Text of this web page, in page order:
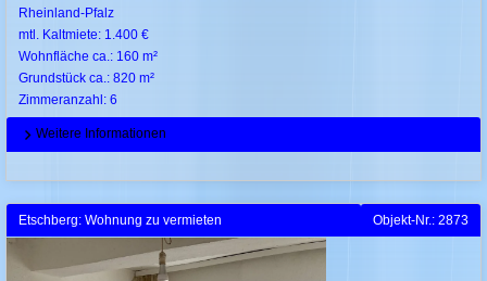
Rheinland-Pfalz
mtl. Kaltmiete: 1.400 €
Wohnfläche ca.: 160 m²
Grundstück ca.: 820 m²
Zimmeranzahl: 6
Weitere Informationen
Etschberg: Wohnung zu vermieten Objekt-Nr.: 2873